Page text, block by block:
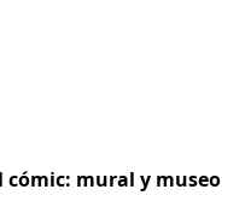
mural y museo